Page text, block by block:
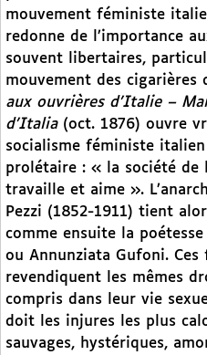
mouvement féministe
redonne de l’importance
souvent libertaires,
mouvement des cigarières
aux ouvrières d’Italie –
d’Italia(oct. 1876) ouvre
socialisme féministe
prolétaire : « la société de
travaille et aime ».
Pezzi (1852-1911) tient
comme ensuite la
ou Annunziata Gufoni. Ces
revendiquent les mêmes
compris dans leur vie
doit les injures les plus
sauvages, hystériques,